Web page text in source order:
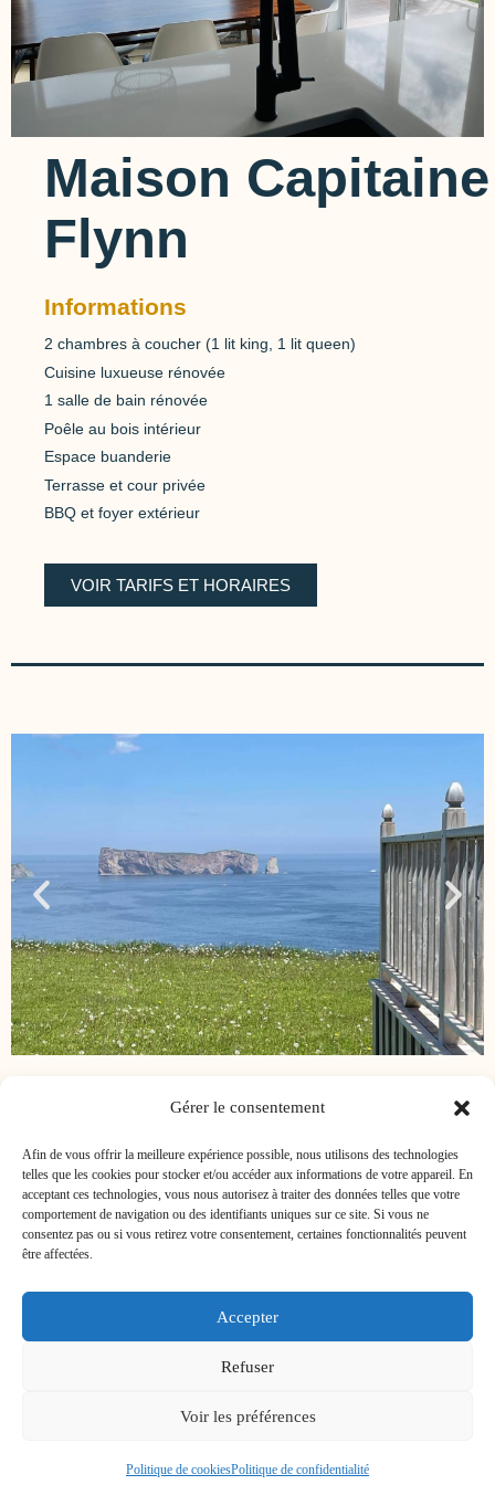
Gérer le consentement
Afin de vous offrir la meilleure expérience possible, nous utilisons des technologies
telles que les cookies pour stocker et/ou accéder aux informations de votre appareil. En
acceptant ces technologies, vous nous autorisez à traiter des données telles que votre
comportement de navigation ou des identifiants uniques sur ce site. Si vous ne
consentez pas ou si vous retirez votre consentement, certaines fonctionnalités peuvent
être affectées.
Accepter
Refuser
Voir les préférences
Politique de cookiesPolitique de confidentialité
Maison Capitaine
Flynn
Informations
2 chambres à coucher (1 lit king, 1 lit queen)
Cuisine luxueuse rénovée
1 salle de bain rénovée
Poêle au bois intérieur
Espace buanderie
Terrasse et cour privée
BBQ et foyer extérieur
VOIR TARIFS ET HORAIRES
Copyright © 2026 Domaine du Capitaine | Création